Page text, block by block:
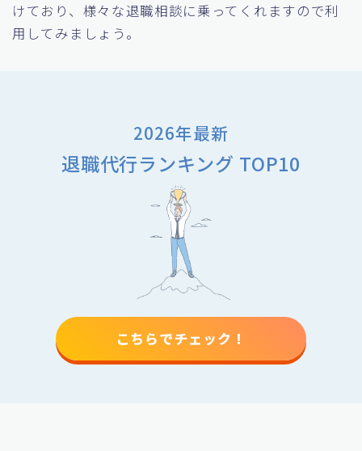
けており、様々な退職相談に乗ってくれますので利
用してみましょう。
2026年最新
退職代行ランキング TOP10
こちらでチェック！